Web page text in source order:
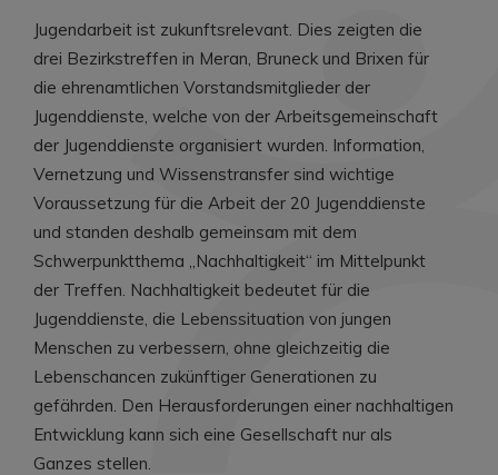
Jugendarbeit ist zukunftsrelevant. Dies zeigten die
drei Bezirkstreffen in Meran, Bruneck und Brixen für
die ehrenamtlichen Vorstandsmitglieder der
Jugenddienste, welche von der Arbeitsgemeinschaft
der Jugenddienste organisiert wurden. Information,
Vernetzung und Wissenstransfer sind wichtige
Voraussetzung für die Arbeit der 20 Jugenddienste
und standen deshalb gemeinsam mit dem
Schwerpunktthema „Nachhaltigkeit“ im Mittelpunkt
der Treffen. Nachhaltigkeit bedeutet für die
Jugenddienste, die Lebenssituation von jungen
Menschen zu verbessern, ohne gleichzeitig die
Lebenschancen zukünftiger Generationen zu
gefährden. Den Herausforderungen einer nachhaltigen
Entwicklung kann sich eine Gesellschaft nur als
Ganzes stellen.